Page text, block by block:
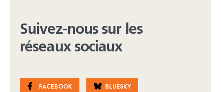
Suivez-nous sur les
réseaux sociaux
FACEBOOK BLUESKY